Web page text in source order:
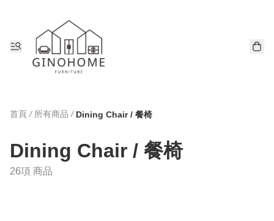
首頁 / 所有商品 / Dining Chair / 餐椅
Dining Chair / 餐椅
26項 商品